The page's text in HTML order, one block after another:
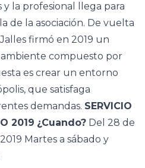
la profesional llega para
de la asociación. De vuelta
firmó en 2019 un
compuesto por
es crear un entorno
que satisfaga
demandas. SERVICIO
2019 ¿Cuando? Del 28 de
Martes a sábado y